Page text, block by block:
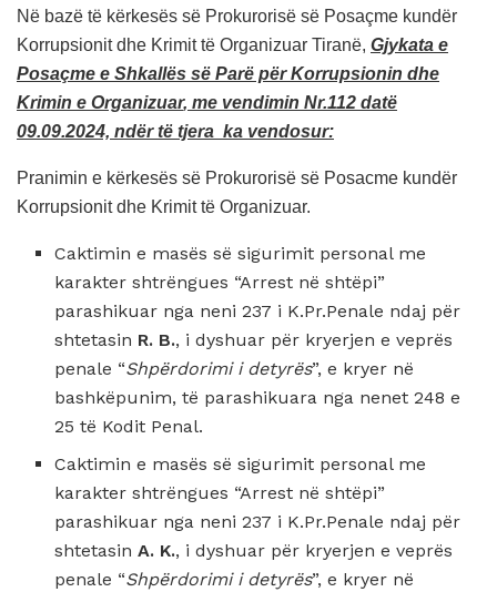
Në bazë të kërkesës së Prokurorisë së Posaçme kundër
Korrupsionit dhe Krimit të Organizuar Tiranë, Gjykata e
Posaçme e Shkallës së Parë për Korrupsionin dhe
Krimin e Organizuar, me vendimin Nr.112 datë
09.09.2024, ndër të tjera ka vendosur:
Pranimin e kërkesës së Prokurorisë së Posacme kundër
Korrupsionit dhe Krimit të Organizuar.
Caktimin e masës së sigurimit personal me
karakter shtrëngues “Arrest në shtëpi”
parashikuar nga neni 237 i K.Pr.Penale ndaj për
shtetasin R. B., i dyshuar për kryerjen e veprës
penale “Shpërdorimi i detyrës”, e kryer në
bashkëpunim, të parashikuara nga nenet 248 e
25 të Kodit Penal.
Caktimin e masës së sigurimit personal me
karakter shtrëngues “Arrest në shtëpi”
parashikuar nga neni 237 i K.Pr.Penale ndaj për
shtetasinA. K., i dyshuar për kryerjen e veprës
penale “Shpërdorimi i detyrës”, e kryer në